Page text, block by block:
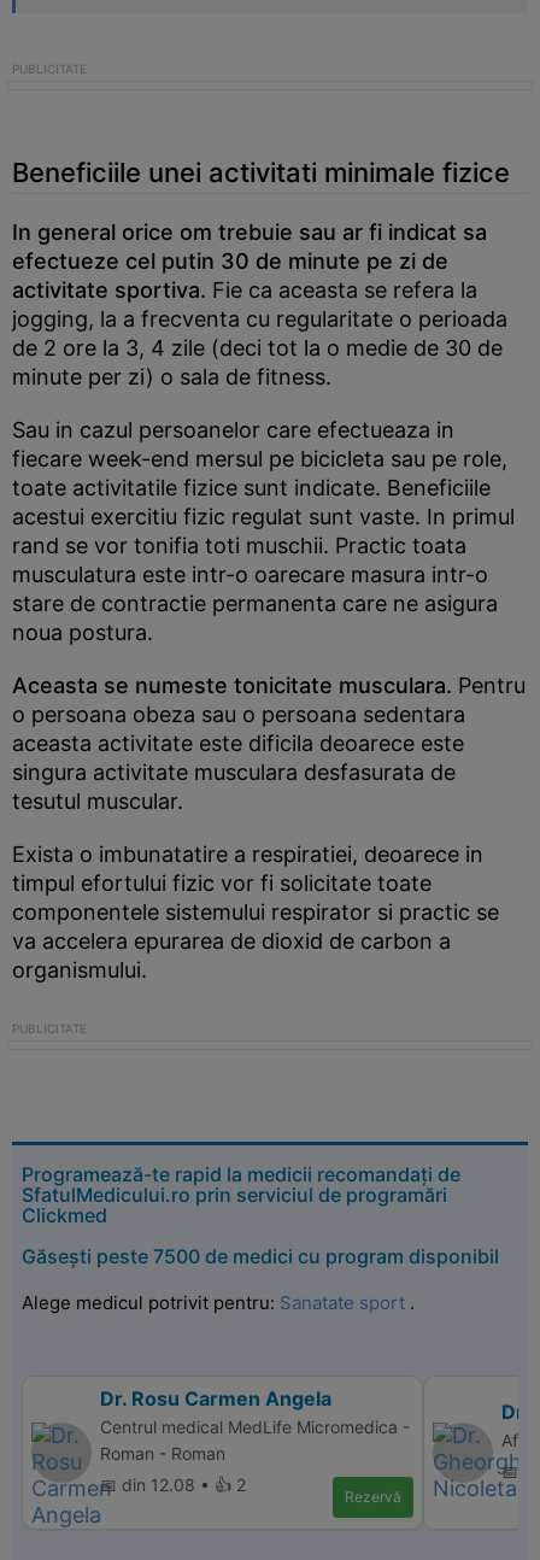
Beneficiile unei activitati minimale fizice
In general orice om trebuie sau ar fi indicat sa
efectueze cel putin 30 de minute pe zi de
activitate sportiva. Fie ca aceasta se refera la
jogging, la a frecventa cu regularitate o perioada
de 2 ore la 3, 4 zile (deci tot la o medie de 30 de
minute per zi) o sala de fitness.
Sau in cazul persoanelor care efectueaza in
fiecare week-end mersul pe bicicleta sau pe role,
toate activitatile fizice sunt indicate. Beneficiile
acestui exercitiu fizic regulat sunt vaste. In primul
rand se vor tonifia toti muschii. Practic toata
musculatura este intr-o oarecare masura intr-o
stare de contractie permanenta care ne asigura
noua postura.
Aceasta se numeste tonicitate musculara. Pentru
o persoana obeza sau o persoana sedentara
aceasta activitate este dificila deoarece este
singura activitate musculara desfasurata de
tesutul muscular.
Exista o imbunatatire a respiratiei, deoarece in
timpul efortului fizic vor fi solicitate toate
componentele sistemului respirator si practic se
va accelera epurarea de dioxid de carbon a
organismului.
Programează-te rapid la medicii recomandați de
SfatulMedicului.ro prin serviciul de programări
Clickmed
Găsești peste 7500 de medici cu program disponibil
Alege medicul potrivit pentru: Sanatate sport .
Dr. Rosu Carmen Angela
Centrul medical MedLife Micromedica -
Roman - Roman
📅 din 12.08 • 👍 2
Rezervă
Dr.
📅